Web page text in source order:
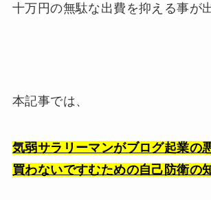
十万円の無駄な出費を抑える事が
本記事では、
気弱サラリーマンがブログ起業の
買わないですむための自己防衛の